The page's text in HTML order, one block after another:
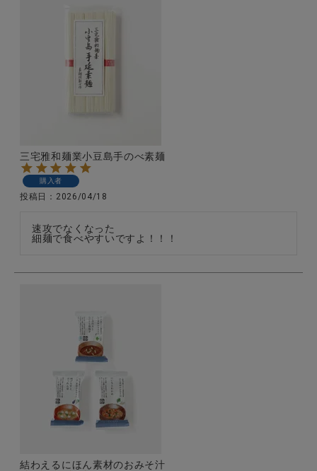
三宅雅和麺業小豆島手のべ素麺
購入者
投稿日 2026/04/18
速攻でなくなった
細麺で食べやすいですよ！！！
結わえるにほん素材のおみそ汁